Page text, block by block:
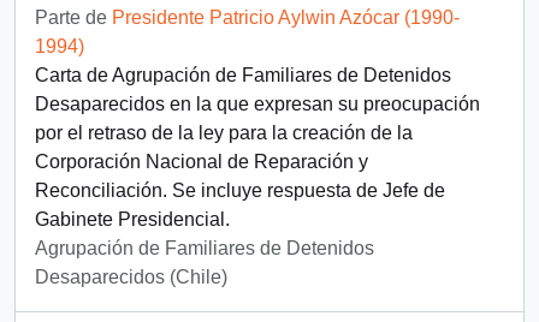
Parte de Presidente Patricio Aylwin Azócar (1990-
1994)
Carta de Agrupación de Familiares de Detenidos
Desaparecidos en la que expresan su preocupación
por el retraso de la ley para la creación de la
Corporación Nacional de Reparación y
Reconciliación. Se incluye respuesta de Jefe de
Gabinete Presidencial.
Agrupación de Familiares de Detenidos
Desaparecidos (Chile)